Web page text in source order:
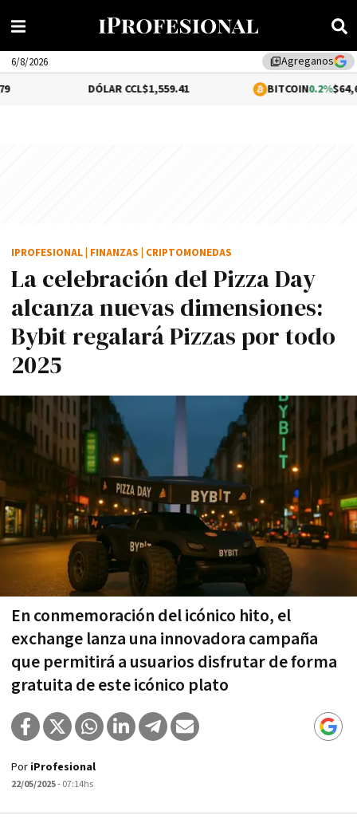
library_addAgreganos
6/8/2026
$1,559.41 0.2%$64,673.93
La celebración del Pizza Day
alcanza nuevas dimensiones:
Bybit regalará Pizzas por todo
2025
En conmemoración del icónico hito, el
exchange lanza una innovadora campaña
que permitirá a usuarios disfrutar de forma
gratuita de este icónico plato
IPROFESIONAL FINANZAS CRIPTOMONEDAS
Por iProfesional
22/05/2025- 07:14hs